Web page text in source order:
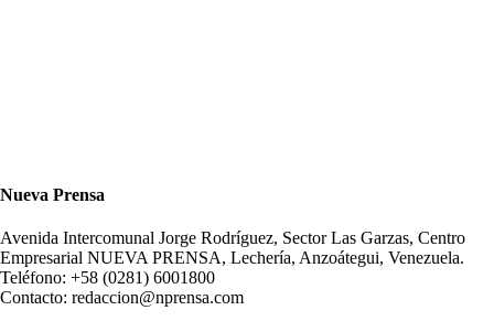
Nueva Prensa
Avenida Intercomunal Jorge Rodríguez, Sector Las Garzas, Centro
Empresarial NUEVA PRENSA, Lechería, Anzoátegui, Venezuela.
Teléfono: +58 (0281) 6001800
Contacto: redaccion@nprensa.com